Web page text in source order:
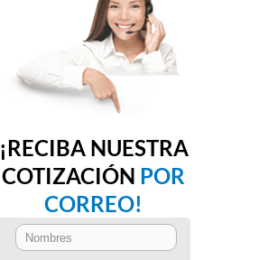
¡RECIBA NUESTRA
COTIZACIÓN POR
CORREO!